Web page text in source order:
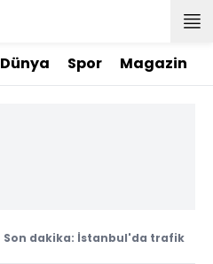
Dünya Spor Magazin
Son dakika: İstanbul'da trafik